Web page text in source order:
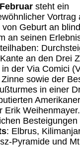
steht ein
Vortrag
von Geburt an
an seinen
an den Drei
in der Via Comici
sowie der
in einer
Erik
: Elbrus,
Pyramide und